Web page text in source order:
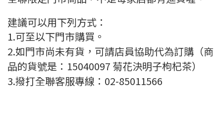
建議可以用下列方式：
1.可至以下門市購買。
2.如門市尚未有貨，可請店員協助代為訂購（商
品的貨號是：15040097 菊花決明子枸杞茶）
3.撥打全聯客服專線：02-85011566